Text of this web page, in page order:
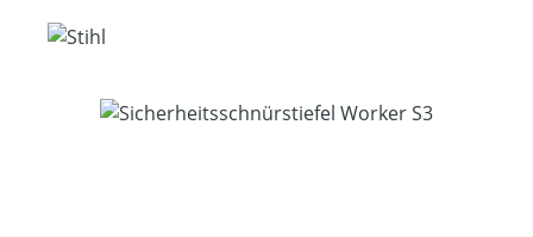
Bildergalerie überspringen